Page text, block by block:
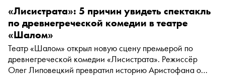
«Лисистрата»: 5 причин увидеть спектакль
по древнегреческой комедии в театре
«Шалом»
Театр «Шалом» открыл новую сцену премьерой по
древнегреческой комедии «Лисистрата». Режиссёр
Олег Липовецкий превратил историю Аристофана о